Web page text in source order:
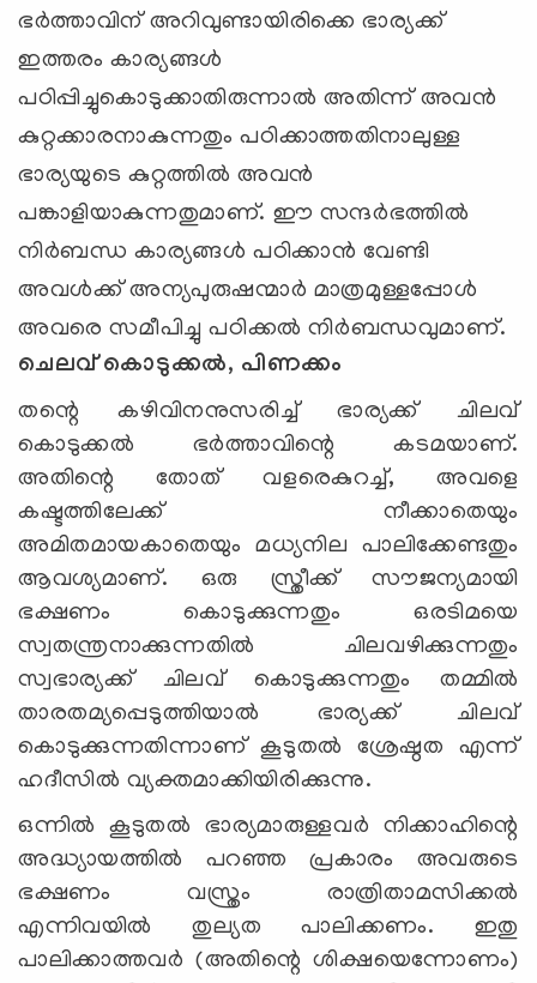
ഭര്‍ത്താവിന് അറിവുണ്ടായിരിക്കെ ഭാര്യക്ക്
ഇത്തരം കാര്യങ്ങള്‍
പഠിപ്പിച്ചുകൊടുക്കാതിരുന്നാല്‍ അതിന്ന് അവന്‍
കുറ്റക്കാരനാകുന്നതും പഠിക്കാത്തതിനാലുള്ള
ഭാര്യയുടെ കുറ്റത്തില്‍ അവന്‍
പങ്കാളിയാകുന്നതുമാണ്. ഈ സന്ദര്‍ഭത്തില്‍
നിര്‍ബന്ധ കാര്യങ്ങള്‍ പഠിക്കാന്‍ വേണ്ടി
അവള്‍ക്ക് അന്യപുരുഷന്മാര്‍ മാത്രമുള്ളപ്പോള്‍
അവരെ സമീപിച്ചു പഠിക്കല്‍ നിര്‍ബന്ധവുമാണ്.
ചെലവ് കൊടുക്കല്‍, പിണക്കം
തന്റെ കഴിവിനനുസരിച്ച് ഭാര്യക്ക് ചിലവ്
കൊടുക്കല്‍ ഭര്‍ത്താവിന്റെ കടമയാണ്.
അതിന്റെ തോത് വളരെകുറച്ച്, അവളെ
കഷ്ടത്തിലേക്ക് നീക്കാതെയും
അമിതമായകാതെയും മധ്യനില പാലിക്കേണ്ടതും
ആവശ്യമാണ്. ഒരു സ്ത്രീക്ക് സൗജന്യമായി
ഭക്ഷണം കൊടുക്കുന്നതും ഒരടിമയെ
സ്വതന്ത്രനാക്കുന്നതില്‍ ചിലവഴിക്കുന്നതും
സ്വഭാര്യക്ക് ചിലവ് കൊടുക്കുന്നതും തമ്മില്‍
താരതമ്യപ്പെടുത്തിയാല്‍ ഭാര്യക്ക് ചിലവ്
കൊടുക്കുന്നതിന്നാണ് കൂടുതല്‍ ശ്രേഷ്ഠത എന്ന്
ഹദീസില്‍ വ്യക്തമാക്കിയിരിക്കുന്നു.
ഒന്നില്‍ കൂടുതല്‍ ഭാര്യമാരുള്ളവര്‍ നിക്കാഹിന്റെ
അദ്ധ്യായത്തില്‍ പറഞ്ഞ പ്രകാരം അവരുടെ
ഭക്ഷണം വസ്ത്രം രാത്രിതാമസിക്കല്‍
എന്നിവയില്‍ തുല്യത പാലിക്കണം. ഇതു
പാലിക്കാത്തവര്‍ (അതിന്റെ ശിക്ഷയെന്നോണം)